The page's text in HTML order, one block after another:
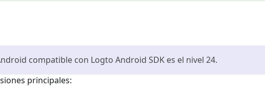
compatible con Logto Android SDK es el nivel 24.
principales: